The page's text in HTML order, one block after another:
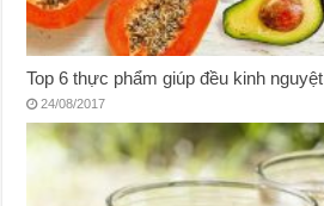
Top 6 thực phẩm giúp đều kinh nguyệt
24/08/2017